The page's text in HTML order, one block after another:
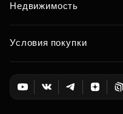
Недвижимость
Условия покупки